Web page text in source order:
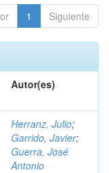
1 Siguiente
Autor(es)
Herranz, Julio;
Garrido, Javier;
Guerra, José
Antonio